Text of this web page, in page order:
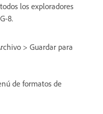
los exploradores
8.
> Guardar para
de formatos de